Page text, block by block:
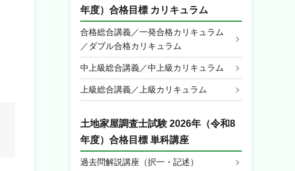
年度）合格目標 カリキュラム
合格総合講義／一発合格カリキュラム
／ダブル合格カリキュラム
中上級総合講義／中上級カリキュラム
上級総合講義／上級カリキュラム
土地家屋調査士試験 2026年（令和8
年度）合格目標 単科講座
過去問解説講座（択一・記述）